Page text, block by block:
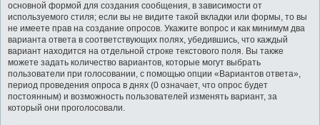
основной формой для создания сообщения, в зависимости от
используемого стиля; если вы не видите такой вкладки или формы, то вы
не имеете прав на создание опросов. Укажите вопрос и как минимум два
варианта ответа в соответствующих полях, убедившись, что каждый
вариант находится на отдельной строке текстового поля. Вы также
можете задать количество вариантов, которые могут выбрать
пользователи при голосовании, с помощью опции «Вариантов ответа»,
период проведения опроса в днях (0 означает, что опрос будет
постоянным) и возможность пользователей изменять вариант, за
который они проголосовали.